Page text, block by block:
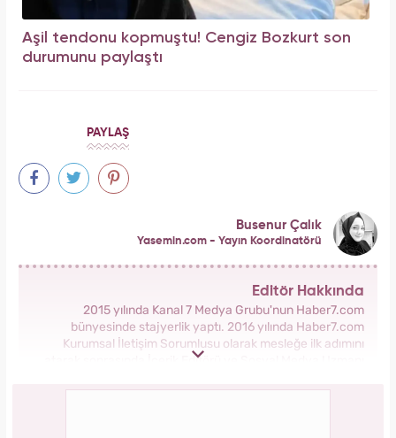
Aşil tendonu kopmuştu! Cengiz Bozkurt son
durumunu paylaştı
PAYLAŞ
Busenur Çalık
Yasemin.com - Yayın Koordinatörü
Editör Hakkında
2015 yılında Kanal 7 Medya Grubu'nun Haber7.com
bünyesinde stajyerlik yaptı. 2016 yılında Haber7.com
Kurumsal İletişim Sorumlusu olarak mesleğe ilk adımını
atarak sonrasında İçerik Editörü ve Sosyal Medya Uzmanı
Kadın Sitesinde önce Haber Editörü sonrasında Haber Şefi